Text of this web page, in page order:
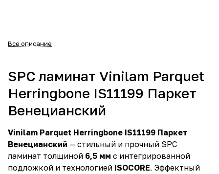
Все описание
SPC ламинат Vinilam Parquet
Herringbone IS11199 Паркет
Венецианский
Vinilam Parquet Herringbone IS11199 Паркет
Венецианский — стильный и прочный SPC
ламинат толщиной 6,5 мм с интегрированной
подложкой и технологией ISOCORE. Эффектный